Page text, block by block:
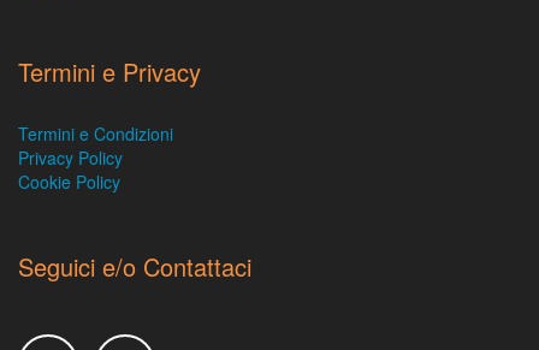
Termini e Privacy
Termini e Condizioni
Privacy Policy
Cookie Policy
Seguici e/o Contattaci